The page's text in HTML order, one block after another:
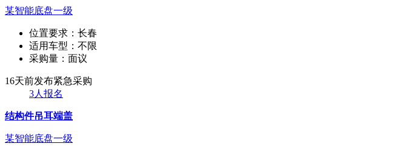
某智能底盘一级
位置要求： 长春
适用车型： 不限
采购量： 面议
16天前发布紧急采购
3人报名
结构件吊耳端盖
某智能底盘一级